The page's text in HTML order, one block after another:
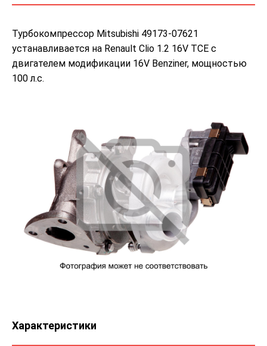
Турбокомпрессор Mitsubishi 49173-07621
устанавливается на Renault Clio 1.2 16V TCE с
двигателем модификации 16V Benziner, мощностью
100 л.с.
Характеристики